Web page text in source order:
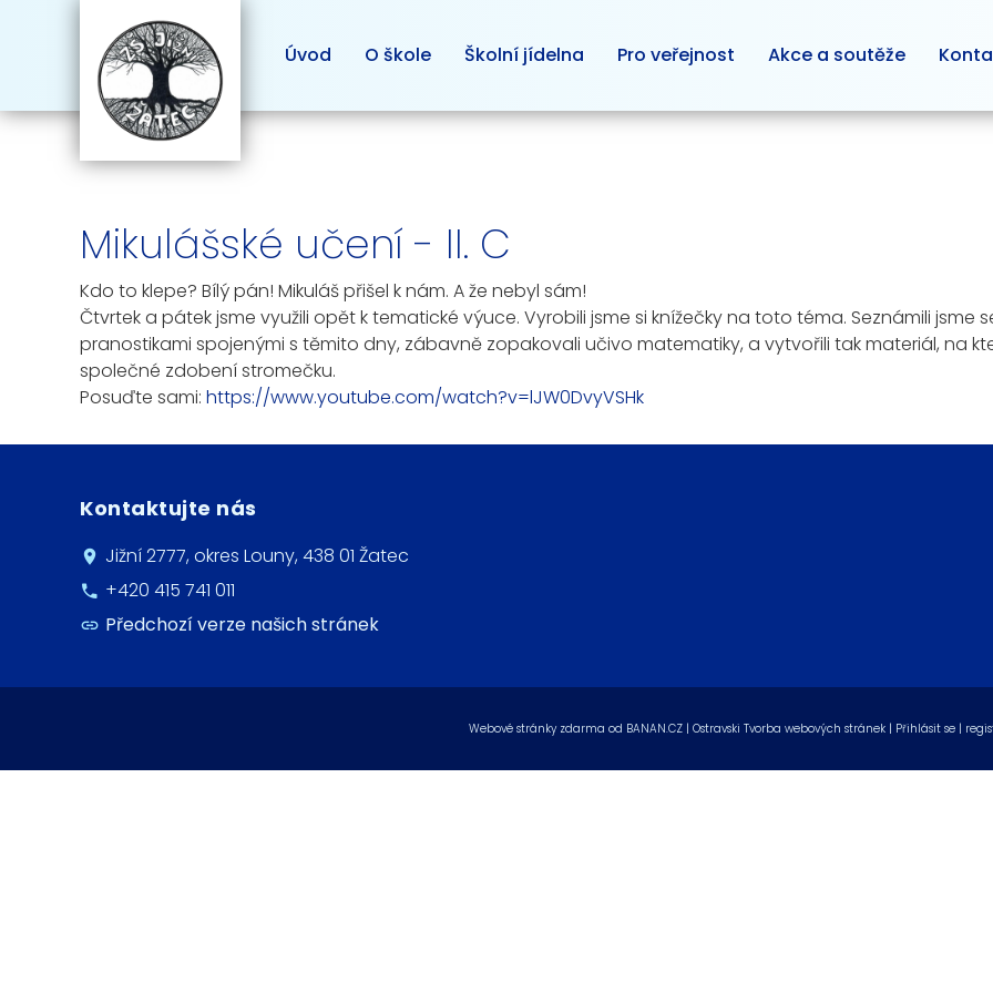
Úvod O škole Školní jídelna Pro veřejnost Akce a soutěže
Mikulášské učení - II. C
Kdo to klepe? Bílý pán! Mikuláš přišel k nám. A že nebyl sám!
Čtvrtek a pátek jsme využili opět k tematické výuce. Vyrobili jsme si knížečky na toto téma. Seznámili jsme
pranostikami spojenými s těmito dny, zábavně zopakovali učivo matematiky, a vytvořili tak materiál, na
společné zdobení stromečku.
Posuďte sami: https://www.youtube.com/watch?v=lJW0DvyVSHk
Kontaktujte nás
Jižní 2777, okres Louny, 438 01 Žatec
+420 415 741 011
Předchozí verze našich stránek
Webové stránky zdarma od BANAN.CZ| Ostravski Tvorba webových stránek | Přihlásit se |